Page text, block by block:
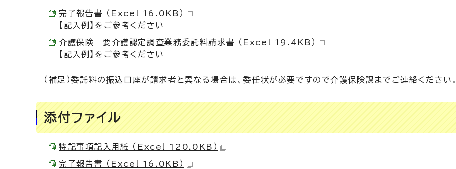
完了報告書 （Excel 16.0KB）
【記入例】をご参考ください
介護保険 要介護認定調査業務委託料請求書 （Excel 19.4KB）
【記入例】をご参考ください
（補足）委託料の振込口座が請求者と異なる場合は、委任状が必要ですので介護保険課までご連絡ください。
添付ファイル
特記事項記入用紙 （Excel 120.0KB）
完了報告書 （Excel 16.0KB）